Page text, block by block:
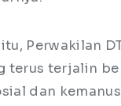
Perwakilan
terus terjalin
dan